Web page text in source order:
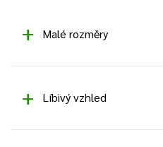
Malé rozměry
Líbivý vzhled